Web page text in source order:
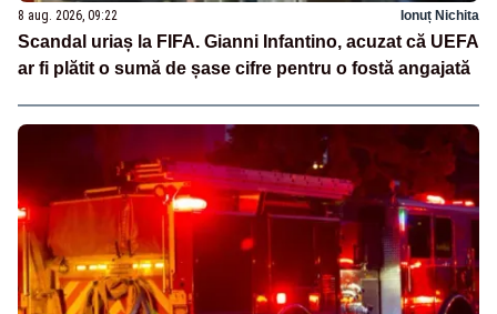
8 aug. 2026, 09:22 Ionuț Nichita
Scandal uriaș la FIFA. Gianni Infantino, acuzat că UEFA
ar fi plătit o sumă de șase cifre pentru o fostă angajată